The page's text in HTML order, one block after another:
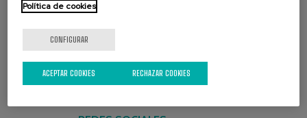
Política de cookies
CONFIGURAR
RECHAZAR COOKIES
ACEPTAR COOKIES